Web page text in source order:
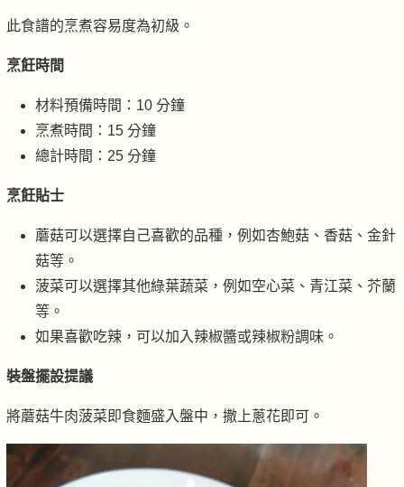
此食譜的烹煮容易度為初級。
烹飪時間
材料預備時間：10 分鐘
烹煮時間：15 分鐘
總計時間：25 分鐘
烹飪貼士
蘑菇可以選擇自己喜歡的品種，例如杏鮑菇、香菇、金針
菇等。
菠菜可以選擇其他綠葉蔬菜，例如空心菜、青江菜、芥蘭
等。
如果喜歡吃辣，可以加入辣椒醬或辣椒粉調味。
裝盤擺設提議
將蘑菇牛肉菠菜即食麵盛入盤中，撒上蔥花即可。